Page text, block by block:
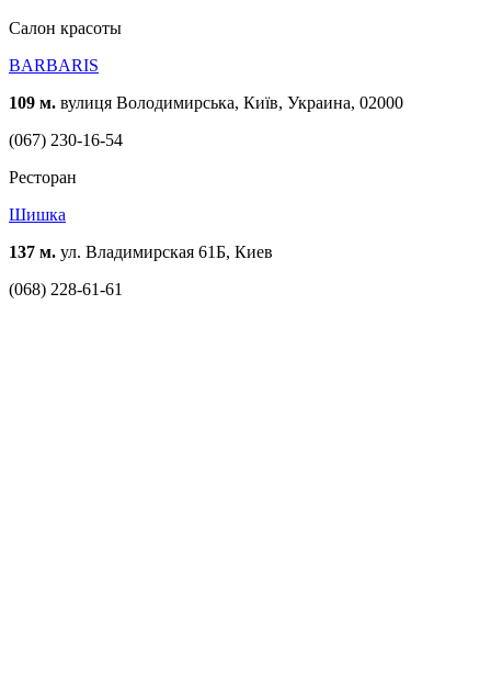
Cалон красоты
BARBARIS
109 м. вулиця Володимирська, Київ, Украина, 02000
(067) 230-16-54
Ресторан
Шишка
137 м. ул. Владимирская 61Б, Киев
(068) 228-61-61